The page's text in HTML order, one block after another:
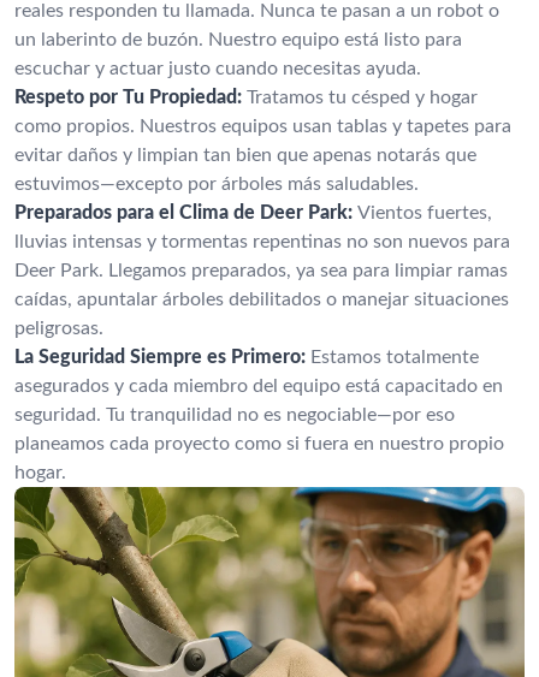
reales responden tu llamada. Nunca te pasan a un robot o
un laberinto de buzón. Nuestro equipo está listo para
escuchar y actuar justo cuando necesitas ayuda.
Respeto por Tu Propiedad: Tratamos tu césped y hogar
como propios. Nuestros equipos usan tablas y tapetes para
evitar daños y limpian tan bien que apenas notarás que
estuvimos—excepto por árboles más saludables.
Preparados para el Clima de Deer Park: Vientos fuertes,
lluvias intensas y tormentas repentinas no son nuevos para
Deer Park. Llegamos preparados, ya sea para limpiar ramas
caídas, apuntalar árboles debilitados o manejar situaciones
peligrosas.
La Seguridad Siempre es Primero: Estamos totalmente
asegurados y cada miembro del equipo está capacitado en
seguridad. Tu tranquilidad no es negociable—por eso
planeamos cada proyecto como si fuera en nuestro propio
hogar.